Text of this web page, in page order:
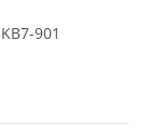
901